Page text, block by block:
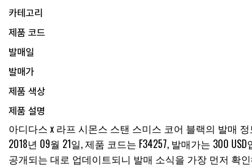
카테고리
제품 코드
발매일
발매가
제품 색상
제품 설명
아디다스 x 라프 시몬스 스탠 스미스 코어 블랙의 발매
2018년 09월 21일, 제품 코드는 F34257, 발매가는 300
공개되는 대로 업데이트되니 발매 소식을 가장 먼저 확